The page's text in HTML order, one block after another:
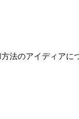
法のアイディアに